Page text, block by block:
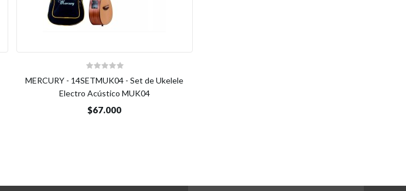
MERCURY - 14SETMUK04 - Set de Ukelele
Electro Acústico MUK04
$67.000